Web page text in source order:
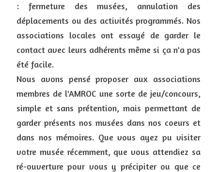
: fermeture des musées, annulation des
déplacements ou des activités programmés. Nos
associations locales ont essayé de garder le
contact avec leurs adhérents même si ça n'a pas
été facile.
Nous avons pensé proposer aux associations
membres de l'AMROC une sorte de jeu/concours,
simple et sans prétention, mais permettant de
garder présents nos musées dans nos coeurs et
dans nos mémoires. Que vous ayez pu visiter
votre musée récemment, que vous attendiez sa
ré-ouverture pour vous y précipiter ou que ce